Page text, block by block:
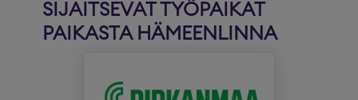
SIJAITSEVAT TYÖPAIKAT
PAIKASTA HÄMEENLINNA